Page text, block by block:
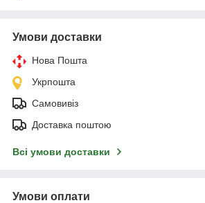
Умови доставки
Нова Пошта
Укрпошта
Самовивіз
Доставка поштою
Всі умови доставки
Умови оплати